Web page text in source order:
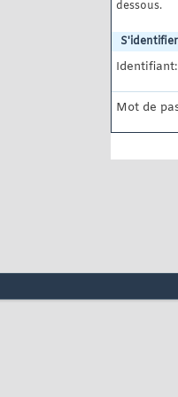
dessous.
S'identifier
Identifiant:
Mot de